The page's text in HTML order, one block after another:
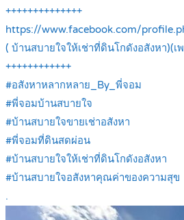
++++++++++++++
https://www.facebook.com/
( บ้านสบายใจให้เช่าที่ดินโกดังอสังหา)(
++++++++++++
#อสังหาหลากหลาย_By_พี่จอม
#พี่จอมบ้านสบายใจ
#บ้านสบายใจขายเช่าอสังหา
#พี่จอมที่ดินสดผ่อน
#บ้านสบายใจให้เช่าที่ดินโกดังอสังหา
#บ้านสบายใจอสังหาคุณค่าของความสุข
.